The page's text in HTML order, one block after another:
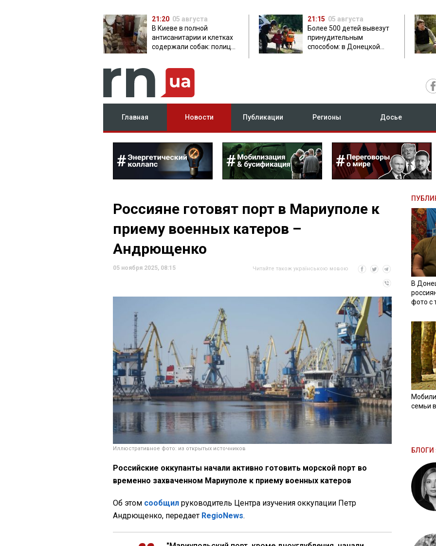
21:20 05 августа
В Киеве в полной
антисанитарии и клетках
содержали собак: полиция
21:15 05 августа
Более 500 детей вывезут
принудительным
способом: в Донецкой
Главная Новости Публикации Регионы Досье
Россияне готовят порт в Мариуполе к
приему военных катеров –
Андрющенко
05 ноября 2025, 08:15 Читайте також українською мовою
Иллюстративное фото: из открытых источников
Российские оккупанты начали активно готовить морской порт во
временно захваченном Мариуполе к приему военных катеров
Об этом сообщил руководитель Центра изучения оккупации Петр
Андрющенко, передает RegioNews.
В
фото с
семьи
БЛОГИ